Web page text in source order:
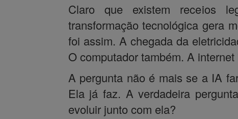
Claro que existem receios
transformação tecnológica gera
foi assim. A chegada da
O computador também. A internet
A pergunta não é mais se a IA
Ela já faz. A verdadeira
evoluir junto com ela?